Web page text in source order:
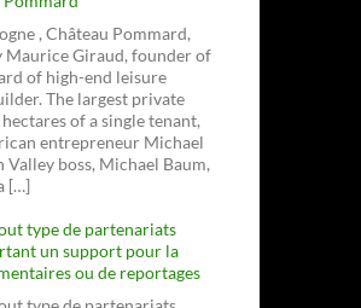
, Château Pommard,
Maurice Giraud, founder of
of high-end leisure
The largest private
of a single tenant,
entrepreneur Michael
Valley boss, Michael Baum,
[…]
type de partenariats
un support pour la
ou de reportages